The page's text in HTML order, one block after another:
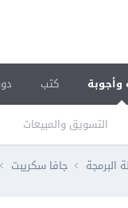
وأجوبة
التسويق والمبيعات
كتب
البرمجة جافا سكريبت